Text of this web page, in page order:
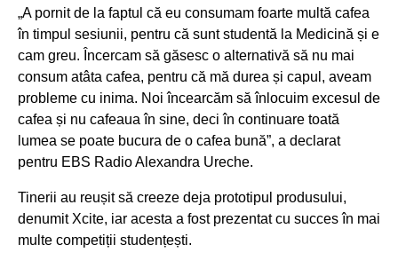
„A pornit de la faptul că eu consumam foarte multă cafea
în timpul sesiunii, pentru că sunt studentă la Medicină și e
cam greu. Încercam să găsesc o alternativă să nu mai
consum atâta cafea, pentru că mă durea și capul, aveam
probleme cu inima. Noi încearcăm să înlocuim excesul de
cafea și nu cafeaua în sine, deci în continuare toată
lumea se poate bucura de o cafea bună”, a declarat
pentru EBS Radio Alexandra Ureche.
Tinerii au reușit să creeze deja prototipul produsului,
denumit Xcite, iar acesta a fost prezentat cu succes în mai
multe competiții studențești.